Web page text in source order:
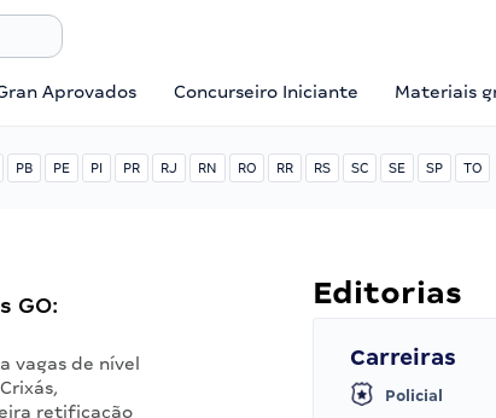
Aprovados Concurseiro Iniciante Materiais
PB PE PI PR RJ RN RO RR RS SC SE SP TO
GO:
vagas de nível
retificação
Editorias
Carreiras
Policial